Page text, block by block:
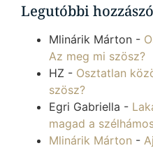
Legutóbbi
Mlinárik Márton -
Az meg mi szösz?
HZ - Osztatlan
szösz?
Egri Gabriella -
magad a
Mlinárik Márton -